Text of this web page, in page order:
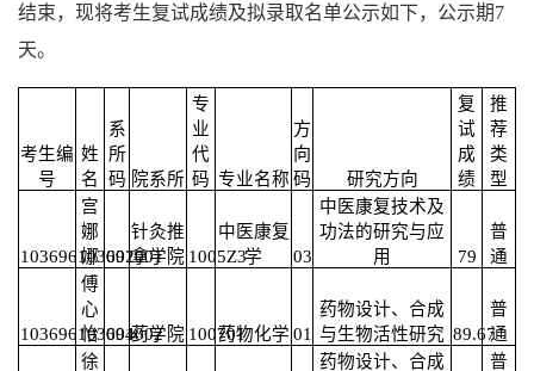
结束，现将考生复试成绩及拟录取名单公示如下，公示期7
天。
考生编
号
姓
名
系
所
码 院系所
专
业
代
码 专业名称
方
向
码
研究方向
复
试
成
绩
推
荐
类
型
103696103691001
宫
娜
娜 002
针灸推
拿学院 1005Z3
中医康复
学
03
中医康复技术及
功法的研究与应
用
79
普
通
103696103691002
傅
心
怡 004药学院 100701药物化学 01
药物设计、合成
与生物活性研究 89.67
普
通
徐
药物设计、合成
普